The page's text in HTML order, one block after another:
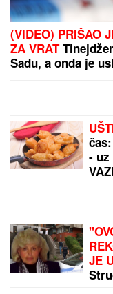
(VIDEO) PRIŠAO
ZA VRAT
Sadu, a onda je
-
JE